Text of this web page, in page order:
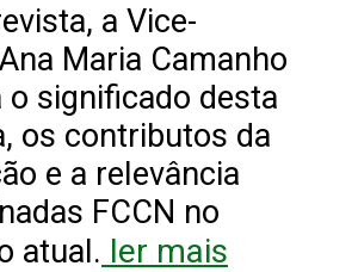
a Vice-
Maria Camanho
o significado desta
os contributos da
e a relevância
FCCN no
atual. ler mais